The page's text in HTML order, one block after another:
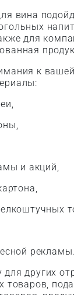
вина
для
к
и акций,
рекламы.
других
товаров,